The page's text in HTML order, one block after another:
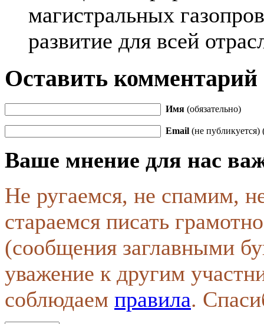
магистральных
развитие для всей
Оставить комментарий
Имя (обязательно)
Email (не публикуется)
Ваше мнение для нас
Не ругаемся, не спамим,
стараемся писать
(сообщения заглавными
уважение к другим
соблюдаем правила.